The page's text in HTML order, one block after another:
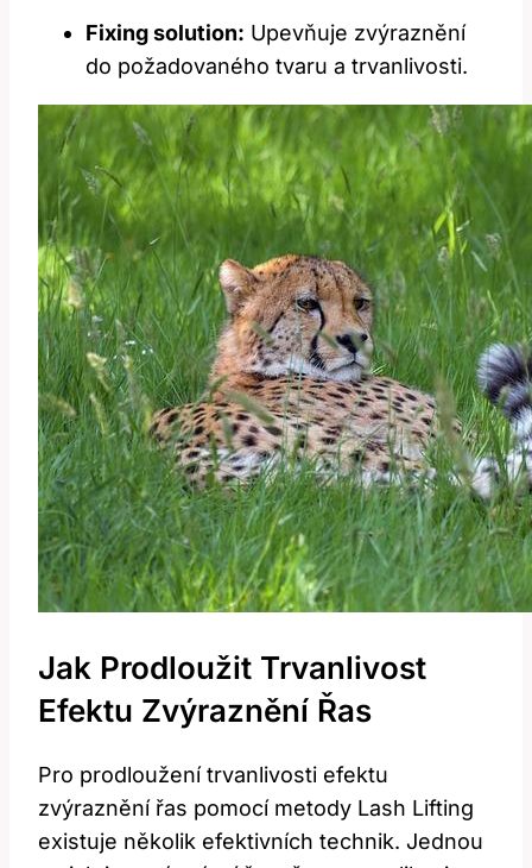
Fixing solution: ⁢Upevňuje zvýraznění
do požadovaného tvaru a trvanlivosti.
Jak Prodloužit Trvanlivost
Efektu Zvýraznění Řas
Pro ⁤prodloužení trvanlivosti ⁤efektu
⁢zvýraznění řas pomocí metody Lash Lifting
existuje několik efektivních technik. Jednou